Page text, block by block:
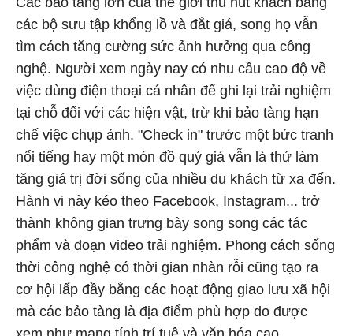
các bộ sưu tập khổng lồ và đắt giá, song họ vẫn
tìm cách tăng cường sức ảnh hưởng qua công
nghệ. Người xem ngày nay có nhu cầu cao độ về
việc dùng điện thoại cá nhân để ghi lại trải nghiệm
tại chỗ đối với các hiện vật, trừ khi bảo tàng hạn
chế việc chụp ảnh. "Check in" trước một bức tranh
nổi tiếng hay một món đồ quý giá vẫn là thứ làm
tăng giá trị đời sống của nhiều du khách từ xa đến.
Hành vi này kéo theo Facebook, Instagram... trở
thành không gian trưng bày song song các tác
phẩm và đoạn video trải nghiệm. Phong cách sống
thời công nghệ có thời gian nhàn rỗi cũng tạo ra
cơ hội lấp đầy bằng các hoạt động giao lưu xã hội
mà các bảo tàng là địa điểm phù hợp do được